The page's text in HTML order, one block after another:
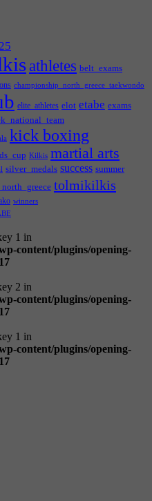
athletes belt_exams
championship_north_greece_taekwondo
elite_athletes elot etabe exams
kick boxing
Kilkis martial arts
silver_medals success summer
tolmikilkis
winners
1 in
content/plugins/opening-
2 in
content/plugins/opening-
1 in
content/plugins/opening-